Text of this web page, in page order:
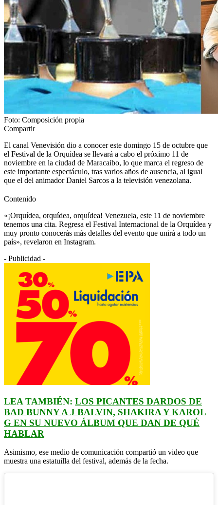
Foto: Composición propia
Compartir
El canal Venevisión dio a conocer este domingo 15 de octubre que
el Festival de la Orquídea se llevará a cabo el próximo 11 de
noviembre en la ciudad de Maracaibo, lo que marca el regreso de
este importante espectáculo, tras varios años de ausencia, al igual
que el del animador Daniel Sarcos a la televisión venezolana.
Contenido
«¡Orquídea, orquídea, orquídea! Venezuela, este 11 de noviembre
tenemos una cita. Regresa el Festival Internacional de la Orquídea y
muy pronto conocerás más detalles del evento que unirá a todo un
país», revelaron en Instagram.
- Publicidad -
LEA TAMBIÉN: LOS PICANTES DARDOS DE
BAD BUNNY A J BALVIN, SHAKIRA Y KAROL
G EN SU NUEVO ÁLBUM QUE DAN DE QUÉ
HABLAR
Asimismo, ese medio de comunicación compartió un video que
muestra una estatuilla del festival, además de la fecha.